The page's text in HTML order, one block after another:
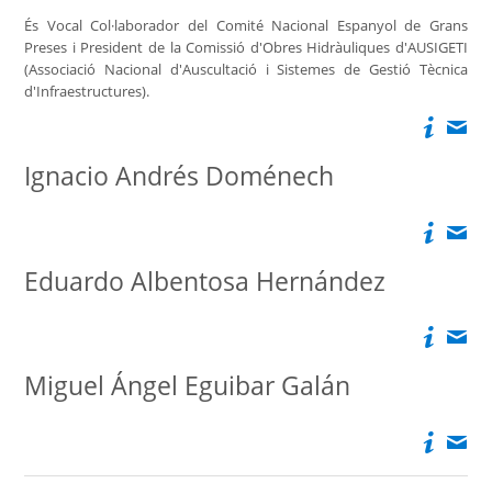
És Vocal Col·laborador del Comité Nacional Espanyol de Grans
Preses i President de la Comissió d'Obres Hidràuliques d'AUSIGETI
(Associació Nacional d'Auscultació i Sistemes de Gestió Tècnica
d'Infraestructures).
Ignacio Andrés Doménech
Eduardo Albentosa Hernández
Miguel Ángel Eguibar Galán